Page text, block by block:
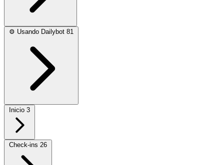
⚙️ Usando Dailybot 81
Inicio 3
Check-ins 26